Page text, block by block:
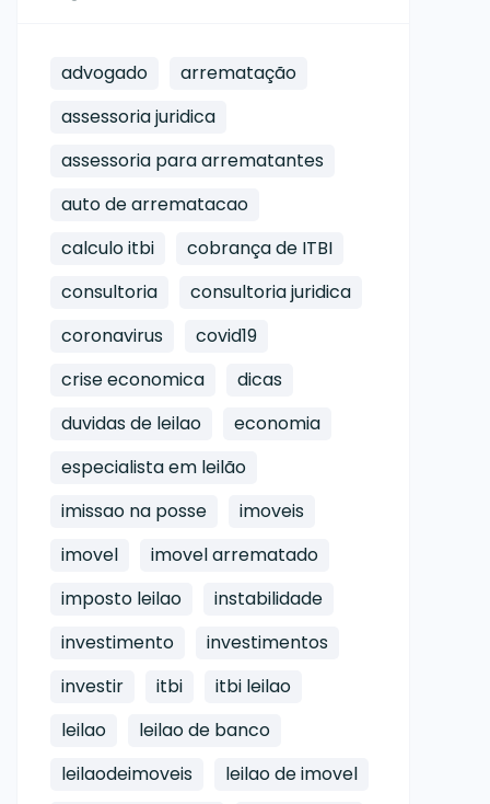
advogado
arrematação
assessoria juridica
assessoria para arrematantes
auto de arrematacao
calculo itbi
cobrança de ITBI
consultoria
consultoria juridica
coronavirus
covid19
crise economica
dicas
duvidas de leilao
economia
especialista em leilão
imissao na posse
imoveis
imovel
imovel arrematado
imposto leilao
instabilidade
investimento
investimentos
investir
itbi
itbi leilao
leilao
leilao de banco
leilaodeimoveis
leilao de imovel